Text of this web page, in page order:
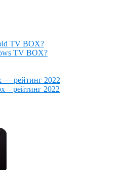
TV BOX?
TV BOX?
— рейтинг 2022
– рейтинг 2022